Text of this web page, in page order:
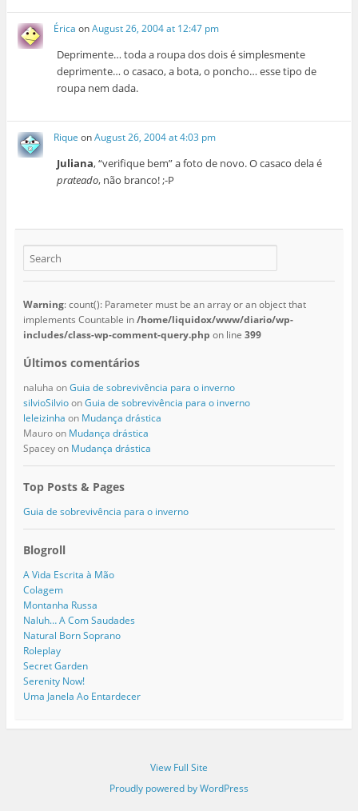
Érica onAugust 26, 2004 at 12:47 pm
Deprimente… toda a roupa dos dois é simplesmente
deprimente… o casaco, a bota, o poncho… esse tipo de
roupa nem dada.
Rique onAugust 26, 2004 at 4:03 pm
Juliana, “verifique bem” a foto de novo. O casaco dela é
prateado, não branco! ;-P
Warning: count(): Parameter must be an array or an object that
implements Countable in/home/liquidox/www/diario/wp-
includes/class-wp-comment-query.php on line 399
Últimos comentários
naluha onGuia de sobrevivência para o inverno
silvioSilvioonGuia de sobrevivência para o inverno
leleizinha on Mudança drástica
Mauroon Mudança drástica
Spaceyon Mudança drástica
Top Posts & Pages
Guia de sobrevivência para o inverno
Blogroll
A Vida Escrita à Mão
Colagem
Montanha Russa
Naluh… A Com Saudades
Natural Born Soprano
Roleplay
Secret Garden
Serenity Now!
Uma Janela Ao Entardecer
View Full Site
Proudly powered by WordPress